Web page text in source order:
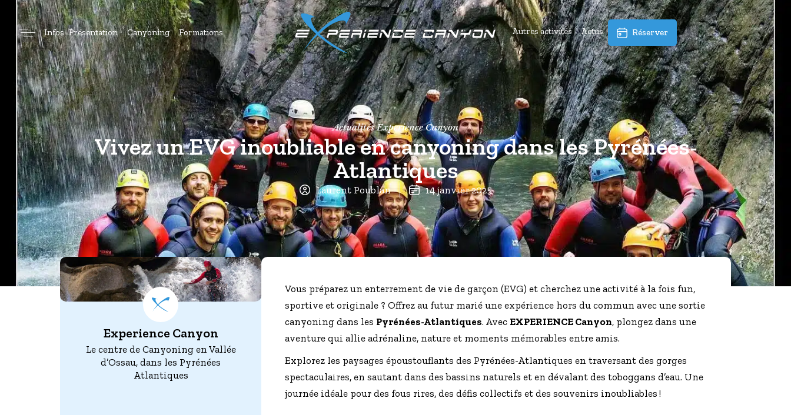
Infos Présentation Canyoning Formations Autres activités Actus Réserver
Actualités Experience Canyon
Vivez un EVG inoubliable en canyoning dans les Pyrénées-
Atlantiques
Laurent Poublan 14 janvier 2025
Experience Canyon
Le centre de Canyoning en Vallée
d’Ossau, dans les Pyrénées
Atlantiques
Vous préparez un enterrement de vie de garçon (EVG) et cherchez une activité à la fois fun,
sportive et originale ? Offrez au futur marié une expérience hors du commun avec une sortie
canyoning dans les Pyrénées-Atlantiques. Avec EXPERIENCE Canyon, plongez dans une
aventure qui allie adrénaline, nature et moments mémorables entre amis.
Explorez les paysages époustouflants des Pyrénées-Atlantiques en traversant des gorges
spectaculaires, en sautant dans des bassins naturels et en dévalant des toboggans d’eau. Une
journée idéale pour des fous rires, des défis collectifs et des souvenirs inoubliables !